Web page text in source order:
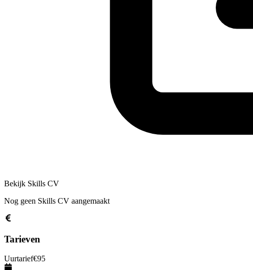
Bekijk Skills CV
Nog geen Skills CV aangemaakt
Tarieven
Uurtarief€95